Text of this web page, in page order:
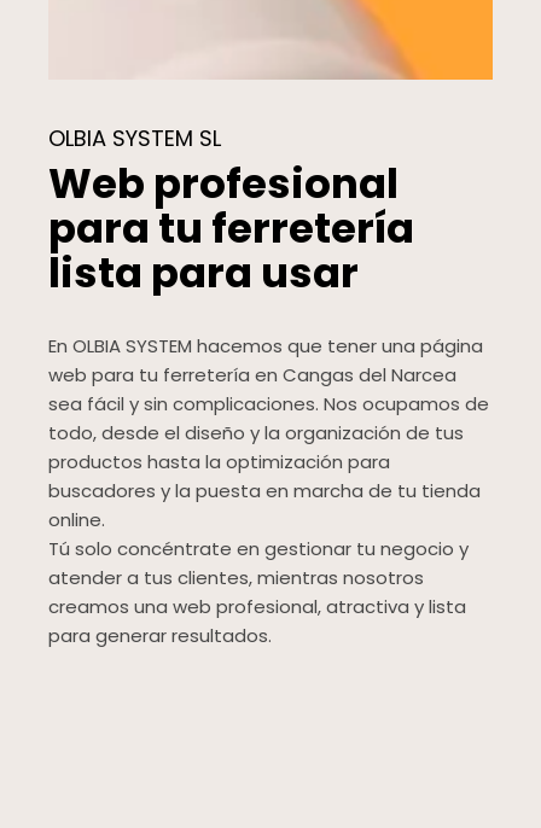
OLBIA SYSTEM SL
Web profesional
para tu ferretería
lista para usar
En OLBIA SYSTEM hacemos que tener una página
web para tu ferretería en Cangas del Narcea
sea fácil y sin complicaciones. Nos ocupamos de
todo, desde el diseño y la organización de tus
productos hasta la optimización para
buscadores y la puesta en marcha de tu tienda
online.
Tú solo concéntrate en gestionar tu negocio y
atender a tus clientes, mientras nosotros
creamos una web profesional, atractiva y lista
para generar resultados.